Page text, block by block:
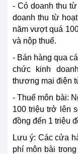
- Có doanh thu
doanh thu từ
năm vượt quá
và nộp thuế.
- Bán hàng qua
chức kinh
thương mại điện
- Thuế môn bài:
100 triệu trở lên
đồng đến 1 triệu
Lưu ý: Các cửa
phí môn bài